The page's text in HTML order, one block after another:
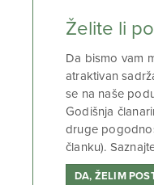
Želite li
Da bismo vam
atraktivan
se na naše
Godišnja
druge
članku).
DA, ŽELIM